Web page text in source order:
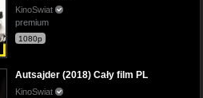
KinoSwiat
premium
1080p
Autsajder (2018) Cały film PL
KinoSwiat